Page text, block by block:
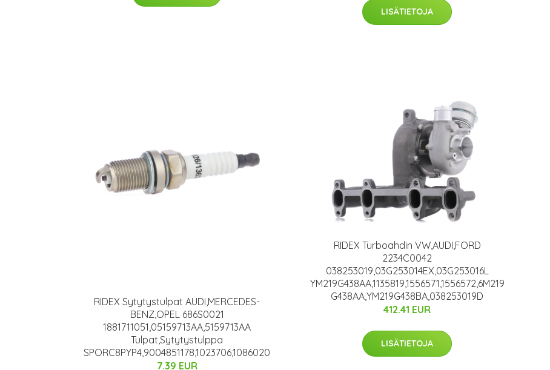
LISÄTIETOJA
RIDEX Sytytystulpat AUDI,MERCEDES-
BENZ,OPEL 686S0021
1881711051,05159713AA,5159713AA
Tulpat,Sytytystulppa
SPORC8PYP4,9004851178,1023706,1086020
7.39 EUR
RIDEX Turboahdin VW,AUDI,FORD
2234C0042
038253019,03G253014EX,03G253016L
YM219G438AA,1135819,1556571,1556572,6M219
G438AA,YM219G438BA,038253019D
412.41 EUR
LISÄTIETOJA